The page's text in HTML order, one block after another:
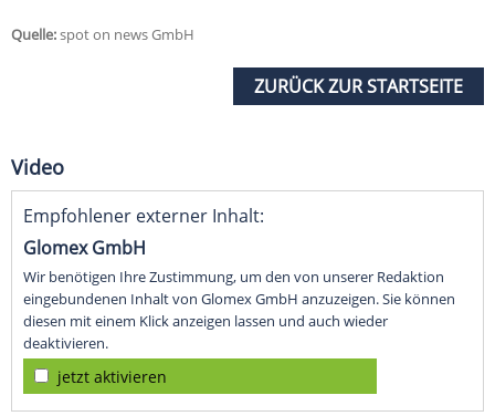
Quelle:spot on news GmbH
ZURÜCK ZUR STARTSEITE
Video
Empfohlener externer Inhalt:
Glomex GmbH
Wir benötigen Ihre Zustimmung, um den von unserer Redaktion
eingebundenen Inhalt von Glomex GmbH anzuzeigen. Sie können
diesen mit einem Klick anzeigen lassen und auch wieder
deaktivieren.
jetzt aktivieren